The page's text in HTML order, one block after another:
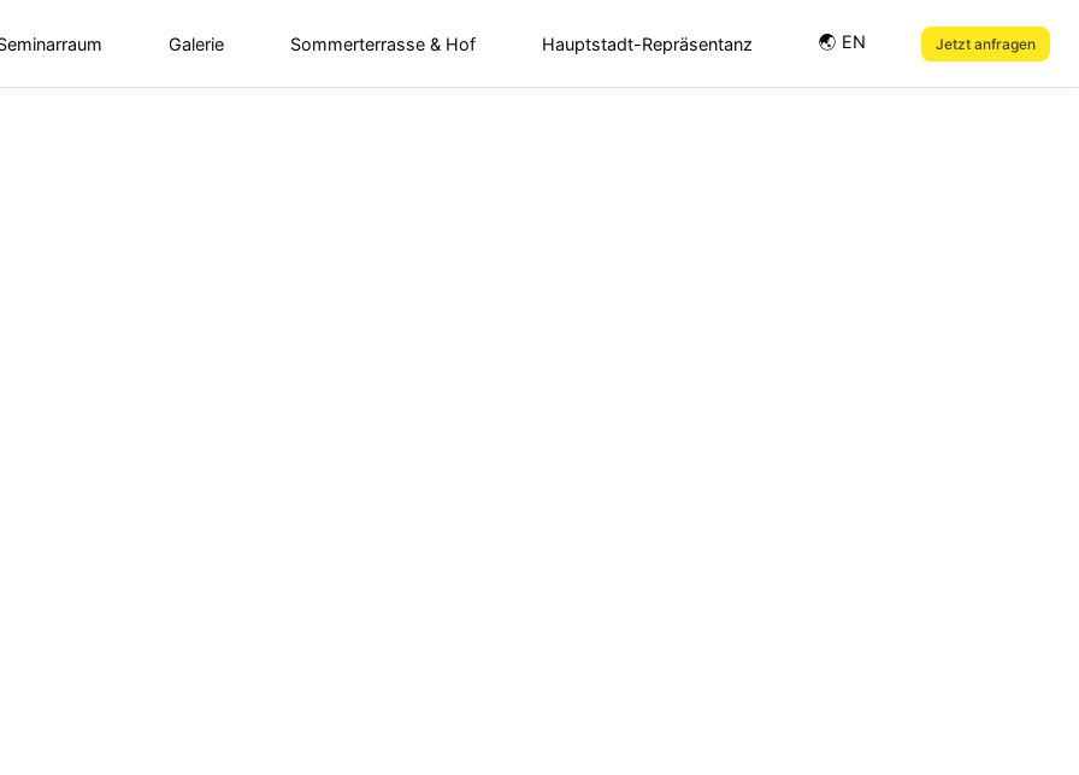
Galerie Sommerterrasse & Hof Hauptstadt-Repräsentanz 🌏︎ EN Jetzt anfragen